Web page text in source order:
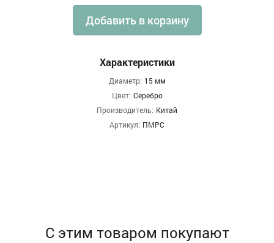
Добавить в корзину
Характеристики
Диаметр: 15 мм
Цвет: Серебро
Производитель: Китай
Артикул: ПМРС
С этим товаром покупают